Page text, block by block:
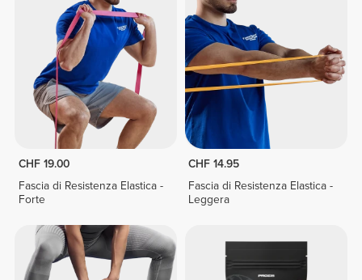
CHF 19.00
Fascia di Resistenza Elastica -
Forte
CHF 14.95
Fascia di Resistenza Elastica -
Leggera